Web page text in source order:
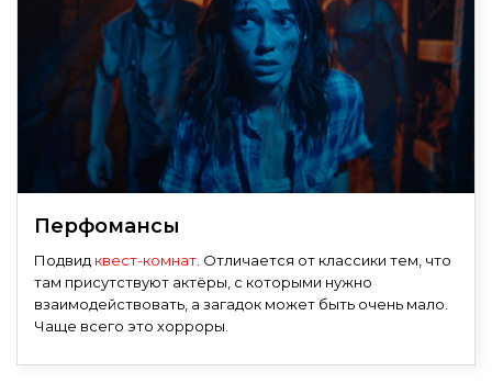
Перфомансы
Подвид квест-комнат . Отличается от классики тем, что
там присутствуют актёры, с которыми нужно
взаимодействовать, а загадок может быть очень мало.
Чаще всего это хорроры.